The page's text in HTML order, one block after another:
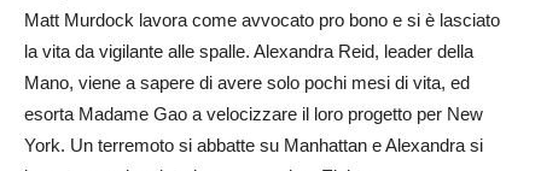
Matt Murdock lavora come avvocato pro bono e si è lasciato
la vita da vigilante alle spalle. Alexandra Reid, leader della
Mano, viene a sapere di avere solo pochi mesi di vita, ed
esorta Madame Gao a velocizzare il loro progetto per New
York. Un terremoto si abbatte su Manhattan e Alexandra si